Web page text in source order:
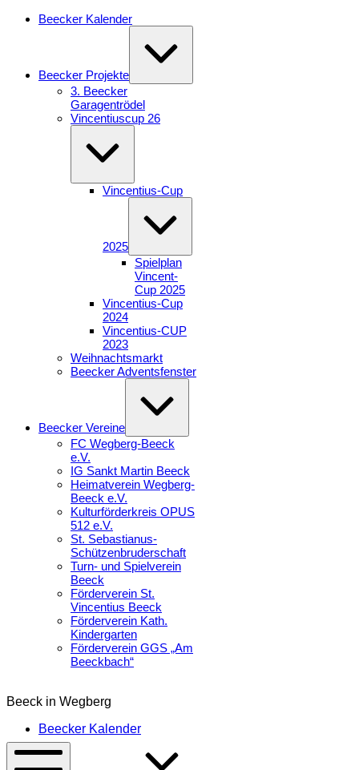
Zum
Beecker Kalender
Beecker Projekte
3. Beecker
Garagentrödel
Vincentiuscup 26
Vincentius-Cup
2025
Spielplan
Vincent-
Cup 2025
Vincentius-Cup
2024
Vincentius-CUP
2023
Weihnachtsmarkt
Beecker Adventsfenster
Beecker Vereine
FC Wegberg-Beeck
e.V.
IG Sankt Martin Beeck
Heimatverein Wegberg-
Beeck e.V.
Kulturförderkreis OPUS
512 e.V.
St. Sebastianus-
Schützenbruderschaft
Turn- und Spielverein
Beeck
Förderverein St.
Vincentius Beeck
Förderverein Kath.
Kindergarten
Förderverein GGS „Am
Beeckbach“
in
Beeck in Wegberg
Beecker Kalender